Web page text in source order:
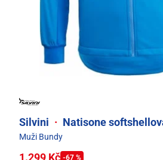
Silvini · Natisone
Muži Bundy
-67 %